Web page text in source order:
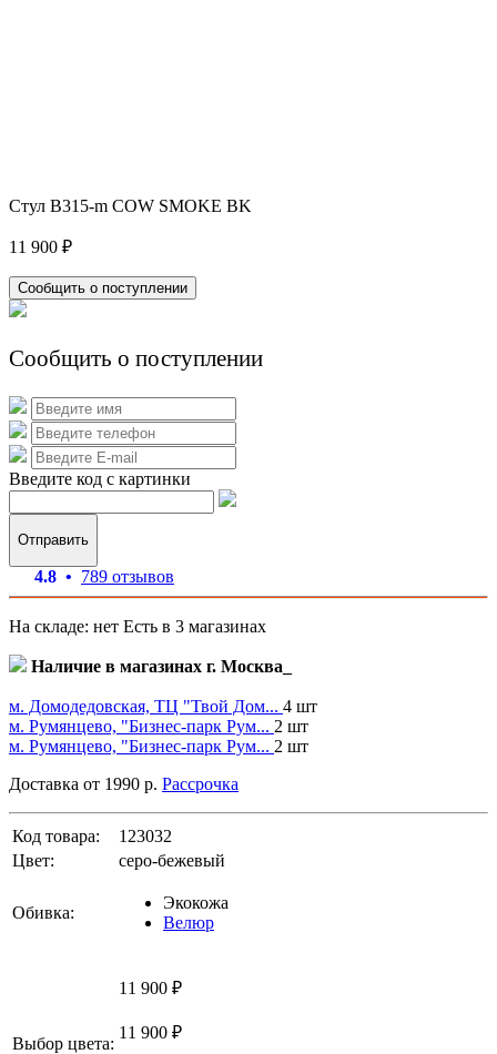
Стул B315-m COW SMOKE BK
11 900 ₽
Сообщить о поступлении
Сообщить о поступлении
Введите код с картинки
Отправить
4.8 • 789 отзывов
На складе: нет Есть в 3 магазинах
Наличие в магазинах г. Москва_
м. Домодедовская, ТЦ "Твой Дом... 4 шт
м. Румянцево, "Бизнес-парк Рум... 2 шт
м. Румянцево, "Бизнес-парк Рум... 2 шт
Доставка от 1990 р. Рассрочка
Код товара:
123032
Цвет:
серо-бежевый
Обивка:
Экокожа
Велюр
Выбор цвета:
11 900 ₽
11 900 ₽